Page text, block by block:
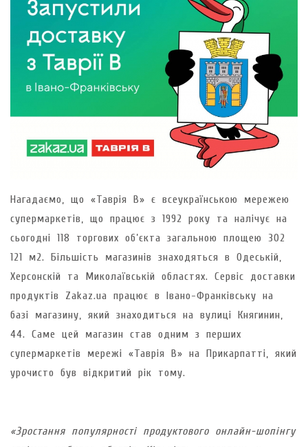
Нагадаємо, що «Таврія В» є всеукраїнською мережею
супермаркетів, що працює з 1992 року та налічує на
сьогодні 118 торгових об’єкта загальною площею 302
121 м2. Більшість магазинів знаходяться в Одеській,
Херсонскій та Миколаївській областях. Сервіс доставки
продуктів Zakaz.ua працює в Івано-Франківську на
базі магазину, який знаходиться на вулиці Княгинин,
44. Саме цей магазин став одним з перших
супермаркетів мережі «Таврія В» на Прикарпатті, який
урочисто був відкритий рік тому.
«Зростання популярності продуктового онлайн-шопінгу